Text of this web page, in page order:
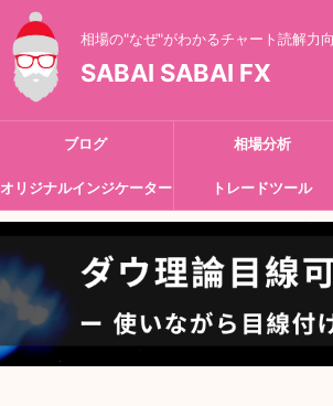
相場の"なぜ"がわかるチャート読解力
SABAI SABAI FX
ブログ 相場分析
オリジナルインジケーター トレードツール